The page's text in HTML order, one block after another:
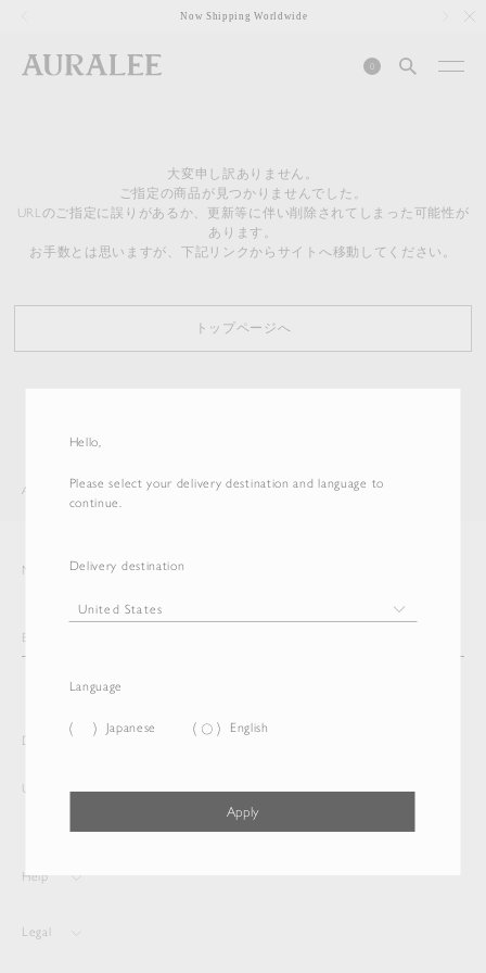
Hello,
Please select your delivery destination and language to
continue.
Delivery destination
Language
Japanese English
Apply
Now Shipping Worldwide
0
大変申し訳ありません。
ご指定の商品が見つかりませんでした。
URLのご指定に誤りがあるか、更新等に伴い削除されてしまった可能性が
あります。
お手数とは思いますが、下記リンクからサイトへ移動してください。
トップページへ
AURALEE ITEM
Newsletter
Delivery destination and Language
United States English
Help
Legal